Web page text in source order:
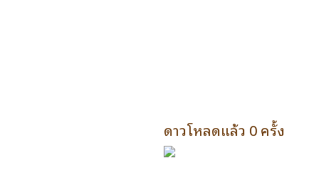
ดาวโหลดแล้ว 0 ครั้ง